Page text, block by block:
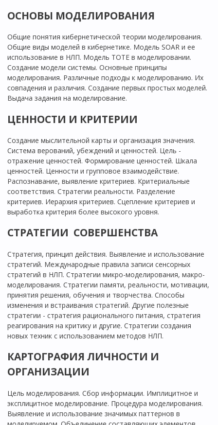
ОСНОВЫ МОДЕЛИРОВАНИЯ
Общие понятия кибернетической теории моделирования.
Общие виды моделей в кибернетике. Модель SOAR и ее
использование в НЛП. Модель TOTE в моделировании.
Создание модели системы. Основные принципы
моделирования. Различные подходы к моделированию. Их
совпадения и различия. Создание первых простых моделей.
Выдача задания на моделирование.
ЦЕННОСТИ И КРИТЕРИИ
Cоздание мыслительной карты и организация значения.
Система верований, убеждений и ценностей. Цель -
отражение ценностей. Формирование ценностей. Шкала
ценностей. Ценности и групповое взаимодействие.
Распознавание, выявление критериев. Критериальные
соответствия. Стратегии реальности. Разделение
критериев. Иерархия критериев. Сцепление критериев и
выработка критерия более высокого уровня.
СТРАТЕГИИ СОВЕРШЕНСТВА
Стратегия, принцип действия. Выявление и использование
стратегий. Международные правила записи сенсорных
стратегий в НЛП. Стратегии микро-моделирования, макро-
моделирования. Стратегии памяти, реальности, мотивации,
принятия решения, обучения и творчества. Способы
изменения и встраивания стратегий. Другие полезные
стратегии - стратегия рационального питания, стратегия
реагирования на критику и другие. Стратегии создания
новых техник с использованием методов НЛП.
КАРТОГРАФИЯ ЛИЧНОСТИ И
ОРГАНИЗАЦИИ
Цель моделирования. Сбор информации. Имплицитное и
эксплицитное моделирование. Процедура моделирования.
Выявление и использование значимых паттернов в